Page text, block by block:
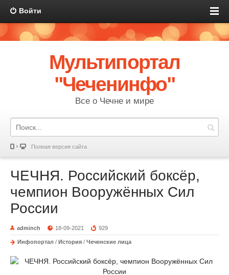
Войти
Мультипортал
"Чеченинфо"
Все о Чечне и мире
Полная версия сайта
ЧЕЧНЯ. Российский боксёр,
чемпион Вооружённых Сил
России
adminch 18-09-2021 929
Инфопортал / История / Чеченские лица